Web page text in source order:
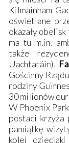
Kilmainham
oświetlane
okazały obelisk
ma tu m.in.
także
Uachtaráin).
Gościnny
rodziny
30 milionów
W Phoenix
postaci krzyża
pamiątkę
kolei